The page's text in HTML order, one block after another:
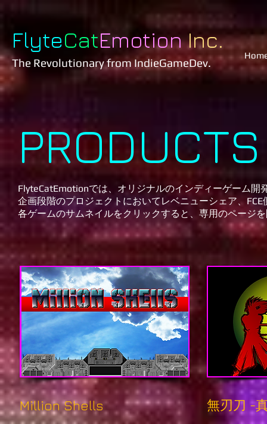
FlyteCatEmotionInc.
The Revolutionaryfrom IndieGameDev.
PRODUCTS
FlyteCatEmotionでは、オリジナルのインディーゲーム開
企画段階のプロジェクトにおいてレベニューシェア、
各ゲームのサムネイルをクリックすると、専用のページ
Million Shells 無刃刀 -